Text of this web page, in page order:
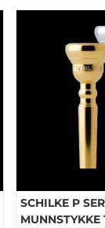
SCHILKE P
MUNNSTYKKE